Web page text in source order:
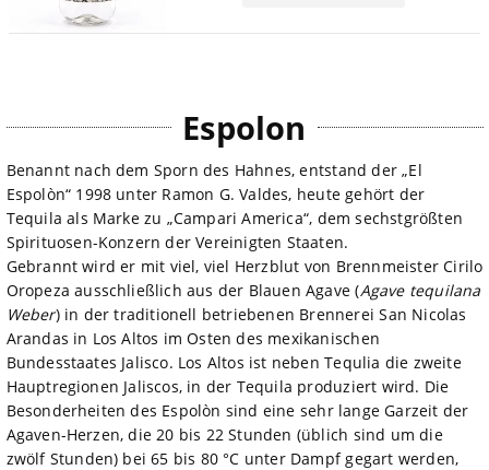
Espolon
Benannt nach dem Sporn des Hahnes, entstand der „El
Espolòn“ 1998 unter Ramon G. Valdes, heute gehört der
Tequila als Marke zu „Campari America“, dem sechstgrößten
Spirituosen-Konzern der Vereinigten Staaten.
Gebrannt wird er mit viel, viel Herzblut von Brennmeister Cirilo
Oropeza ausschließlich aus der Blauen Agave (Agave tequilana
Weber) in der traditionell betriebenen Brennerei San Nicolas
Arandas in Los Altos im Osten des mexikanischen
Bundesstaates Jalisco. Los Altos ist neben Tequlia die zweite
Hauptregionen Jaliscos, in der Tequila produziert wird. Die
Besonderheiten des Espolòn sind eine sehr lange Garzeit der
Agaven-Herzen, die 20 bis 22 Stunden (üblich sind um die
zwölf Stunden) bei 65 bis 80 °C unter Dampf gegart werden,